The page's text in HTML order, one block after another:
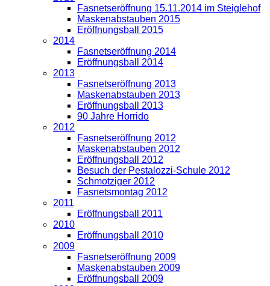
Fasnetseröffnung 15.11.2014 im Steiglehof
Maskenabstauben 2015
Eröffnungsball 2015
2014
Fasnetseröffnung 2014
Eröffnungsball 2014
2013
Fasnetseröffnung 2013
Maskenabstauben 2013
Eröffnungsball 2013
90 Jahre Horrido
2012
Fasnetseröffnung 2012
Maskenabstauben 2012
Eröffnungsball 2012
Besuch der Pestalozzi-Schule 2012
Schmotziger 2012
Fasnetsmontag 2012
2011
Eröffnungsball 2011
2010
Eröffnungsball 2010
2009
Fasnetseröffnung 2009
Maskenabstauben 2009
Eröffnungsball 2009